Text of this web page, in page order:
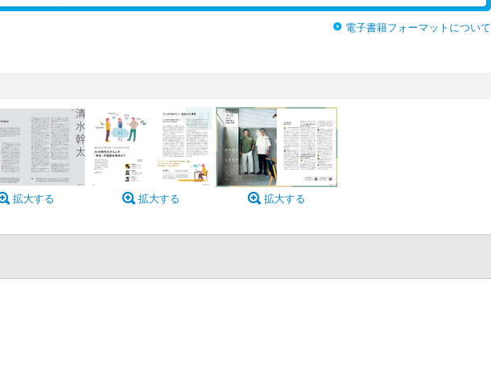
電子書籍フォーマットについて
拡大する 拡大する 拡大する